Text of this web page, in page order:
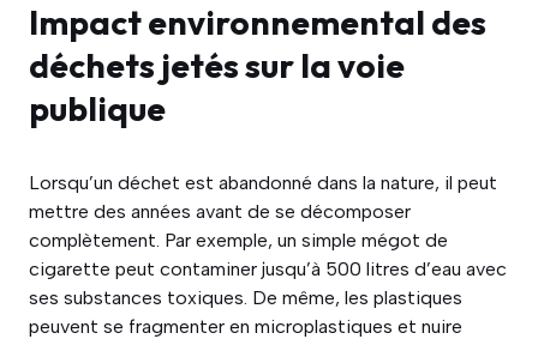
Impact environnemental des
déchets jetés sur la voie
publique
Lorsqu’un déchet est abandonné dans la nature, il peut
mettre des années avant de se décomposer
complètement. Par exemple, un simple mégot de
cigarette peut contaminer jusqu’à 500 litres d’eau avec
ses substances toxiques. De même, les plastiques
peuvent se fragmenter en microplastiques et nuire